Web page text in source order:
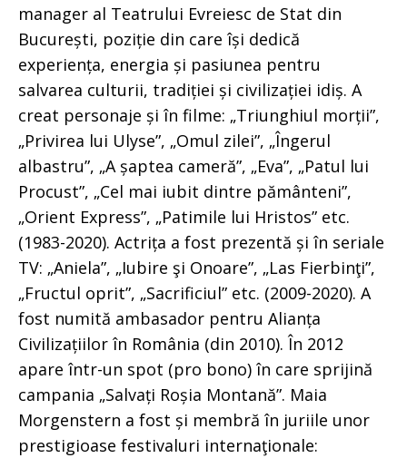
manager al Teatrului Evreiesc de Stat din
București, poziție din care își dedică
experiența, energia și pasiunea pentru
salvarea culturii, tradiției și civilizației idiș. A
creat personaje și în filme: „Triunghiul morții”,
„Privirea lui Ulyse”, „Omul zilei”, „Îngerul
albastru”, „A șaptea cameră”, „Eva”, „Patul lui
Procust”, „Cel mai iubit dintre pământeni”,
„Orient Express”, „Patimile lui Hristos” etc.
(1983-2020). Actrița a fost prezentă și în seriale
TV: „Aniela”, „Iubire şi Onoare”, „Las Fierbinţi”,
„Fructul oprit”, „Sacrificiul” etc. (2009-2020). A
fost numită ambasador pentru Alianța
Civilizațiilor în România (din 2010). În 2012
apare într-un spot (pro bono) în care sprijină
campania „Salvați Roșia Montană”. Maia
Morgenstern a fost și membră în juriile unor
prestigioase festivaluri internaţionale: